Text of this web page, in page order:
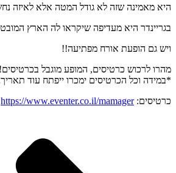
היא מאמינה שזה לא גודל המטה אלא לאיזה
בגריינדר היא מעדיפה שיקראו לה הארץ
ויש גם הופעת אורח מפתיעה!!
מהרו לרכוש כרטיסים, המופע מוגבל בכרטיסים!
*במידה וכל הכרטיסים ימכרו ייפתח עוד
כרטיסים:https://www.eventer.co.il/mamager